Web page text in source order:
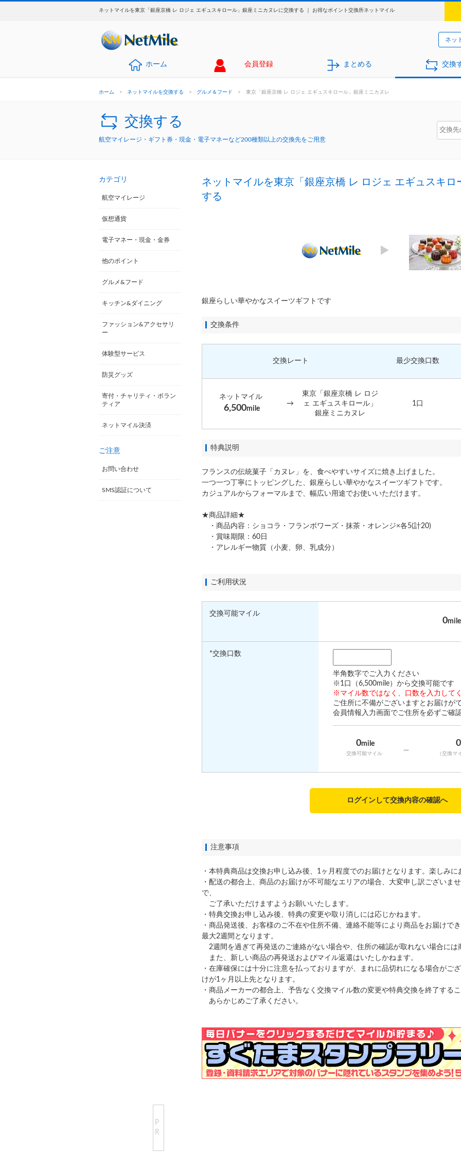
ネットマイルを東京「銀座京橋 レ ロジェ エギュスキロール」銀座ミニカヌレに交換する ｜ お得なポイント交換所ネットマイル
ネッ
ホーム 会員登録 まとめる 交換
ホーム > ネットマイルを交換する > グルメ＆フード > 東京「銀座京橋 レ ロジェ エギュスキロール」銀座ミニカヌレ
交換する
航空マイレージ・ギフト券・現金・電子マネーなど200種類以上の交換先をご用意
カテゴリ
航空マイレージ
仮想通貨
電子マネー・現金・金券
他のポイント
グルメ&フード
キッチン&ダイニング
ファッション&アクセサリ
ー
体験型サービス
防災グッズ
寄付・チャリティ・ボラン
ティア
ネットマイル決済
ご注意
お問い合わせ
SMS認証について
ネットマイルを東京「銀座京橋 レ ロジェ エギュスキ
する
銀座らしい華やかなスイーツギフトです
交換条件
交換レート 最少交換口数
ネットマイル
6,500mile
→
東京「銀座京橋 レ ロジ
ェ エギュスキロール」
銀座ミニカヌレ
1口
特典説明
フランスの伝統菓子「カヌレ」を、食べやすいサイズに焼き上げました。
一つ一つ丁寧にトッピングした、銀座らしい華やかなスイーツギフトです。
カジュアルからフォーマルまで、幅広い用途でお使いいただけます。
★商品詳細★
・商品内容：ショコラ・フランボワーズ・抹茶・オレンジ×各5(計20)
・賞味期限：60日
・アレルギー物質（小麦、卵、乳成分）
ご利用状況
交換可能マイル
0mile
*交換口数
半角数字でご入力ください
※1口（6,500mile）から交換可能です
※マイル数ではなく、口数を入力してく
ご住所に不備がございますとお届けが
会員情報入力画面でご住所を必ずご確
0mile
交換可能マイル - 0
（交換マ
ログインして交換内容の確認へ
注意事項
・本特典商品は交換お申し込み後、1ヶ月程度でのお届けとなります。楽しみに
・配送の都合上、商品のお届けが不可能なエリアの場合、大変申し訳ございま
で、
ご了承いただけますようお願いいたします。
・特典交換お申し込み後、特典の変更や取り消しには応じかねます。
・商品発送後、お客様のご不在や住所不備、連絡不能等により商品をお届けで
最大2週間となります。
2週間を過ぎて再発送のご連絡がない場合や、住所の確認が取れない場合には
また、新しい商品の再発送およびマイル返還はいたしかねます。
・在庫確保には十分に注意を払っておりますが、まれに品切れになる場合がご
けが1ヶ月以上先となります。
・商品メーカーの都合上、予告なく交換マイル数の変更や特典交換を終了するこ
あらかじめご了承ください。
P
R